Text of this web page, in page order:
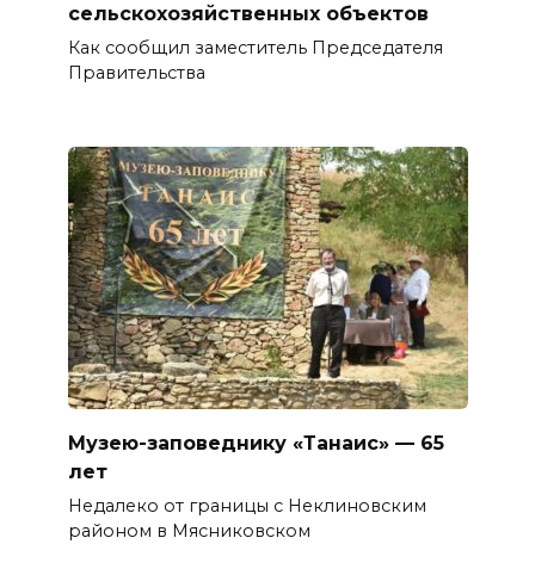
сельскохозяйственных объектов
Как сообщил заместитель Председателя
Правительства
Музею-заповеднику «Танаис» — 65
лет
Недалеко от границы с Неклиновским
районом в Мясниковском